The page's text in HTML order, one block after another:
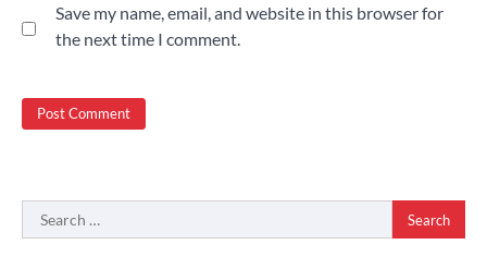
Save my name, email, and website in this browser for
the next time I comment.
Search
for: